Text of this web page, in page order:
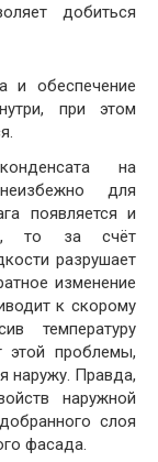
добиться
и обеспечение
при этом
на
для
появляется и
то за счёт
разрушает
изменение
к скорому
температуру
этой проблемы,
наружу. Правда,
наружной
слоя
фасада.